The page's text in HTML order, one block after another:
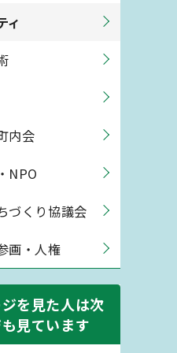
ィ
内会
NPO
づくり協議会
画・人権
を見た人は次
見ています